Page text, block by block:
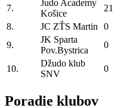
7.
Judo Academy
Košice
21
8.
JC ZŤS Martin 0
9.
JK Sparta
Pov.Bystrica
0
10.
Džudo klub
SNV
0
Poradie klubov